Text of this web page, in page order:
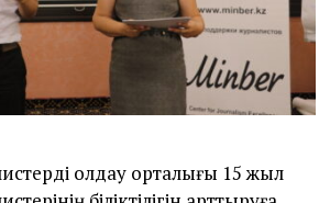
қолдау орталығы 15 жыл